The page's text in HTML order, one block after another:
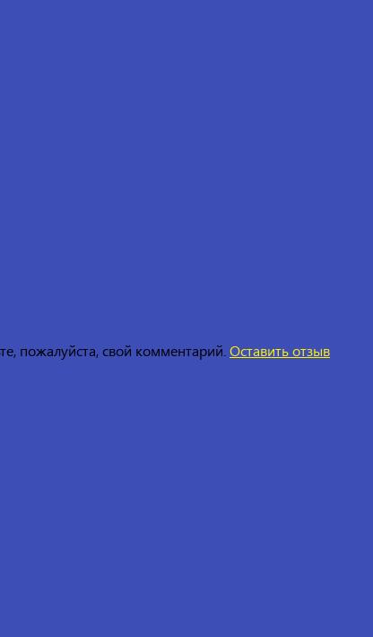
пожалуйста, свой комментарий. Оставить отзыв